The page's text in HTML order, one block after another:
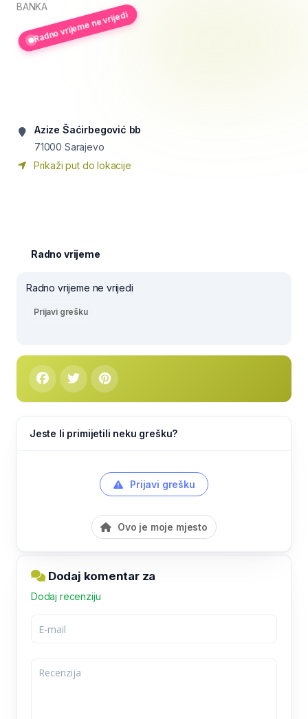
BANKA
Radno vrijeme ne vrijedi
Azize Šaćirbegović bb
71000 Sarajevo
Prikaži put do lokacije
Radno vrijeme
Radno vrijeme ne vrijedi
Prijavi grešku
Jeste li primijetili neku grešku?
Prijavi grešku
Ovo je moje mjesto
Dodaj komentar za
Dodaj recenziju